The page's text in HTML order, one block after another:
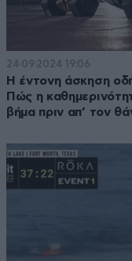
24·09·2024 19:06
Η έντονη άσκηση
Πώς η
βήμα πριν απ’ τον